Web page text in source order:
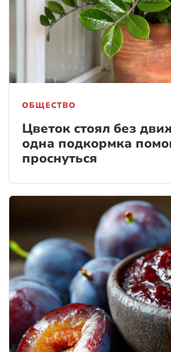
ОБЩЕСТВО
Цветок стоял без
одна подкормка
проснуться